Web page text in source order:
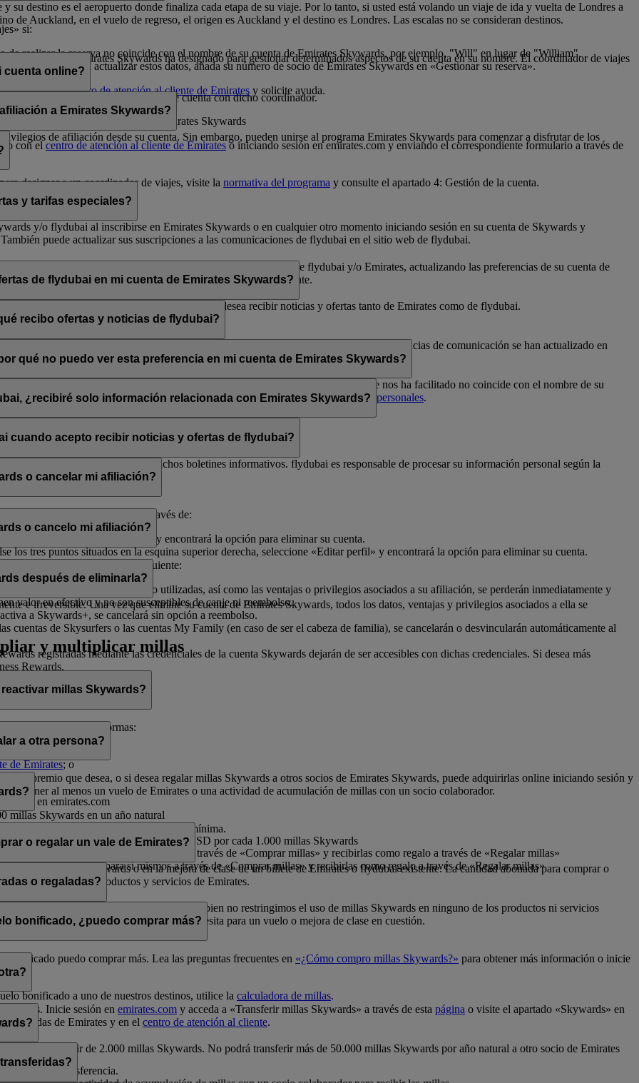
si:
de realizar la reserva no coincide con el nombre de su cuenta de Emirates Skywards, por ejemplo, "Will" en lugar de "William".
a la reserva. Para actualizar estos datos, añada su número de socio de Emirates Skywards en «Gestionar su reserva».
llame a uncentro de atención al cliente de Emirates y solicite ayuda.
y su destino es el aeropuerto donde finaliza cada etapa de su viaje. Por lo tanto, si usted está volando un viaje de ida y vuelta de Londres a
de Auckland, en el vuelo de regreso, el origen es Auckland y el destino es Londres. Las escalas no se consideran destinos.
un socio de Emirates Skywards ha designado para gestionar determinados aspectos de su cuenta en su nombre. El coordinador de viajes
con la afiliación del socio a Emirates Skywards
con el centro de atención al cliente de Emirateso iniciando sesión en emirates.com y enviando el correspondiente formulario a través de
designar a un coordinador de viajes, visite la normativa del programa y consulte el apartado 4: Gestión de la cuenta.
cuenta online?
que comparta sus credenciales de cuenta con dicho coordinador.
a Emirates Skywards?
de afiliación desde su cuenta. Sin embargo, pueden unirse al programa Emirates Skywards para comenzar a disfrutar de los
y tarifas especiales?
y/o flydubai al inscribirse en Emirates Skywards o en cualquier otro momento iniciando sesión en su cuenta de Skywards y
puede actualizar sus suscripciones a las comunicaciones de flydubai en el sitio web de flydubai.
de baja» que encontrará al final de los correos electrónicos de flydubai y/o Emirates, actualizando las preferencias de su cuenta de
a través de su chat en directo o su centro de atención al cliente.
de flydubai en mi cuenta de Emirates Skywards?
flydubai. Por tanto, tiene la opción de decidir si desea recibir noticias y ofertas tanto de Emirates como de flydubai.
recibo ofertas y noticias de flydubai?
a las noticias y ofertas de Emirates, Emirates Skywards o flydubai. Sus preferencias de comunicación se han actualizado en
qué no puedo ver esta preferencia en mi cuenta de Emirates Skywards?
está asociada con varios números de socio de Emirates Skywards o el nombre que nos ha facilitado no coincide con el nombre de su
Skywards y actualice sus suscripciones por correo electrónico enPreferencias personales.
¿recibiré solo información relacionada con Emirates Skywards?
cuando acepto recibir noticias y ofertas de flydubai?
con el fin de enviarle dichos boletines informativos. flydubai es responsable de procesar su información personal según la
o cancelar mi afiliación?
en cualquier momento a través de:
» y encontrará la opción para eliminar su cuenta.
los tres puntos situados en la esquina superior derecha, seleccione «Editar perfil» y encontrará la opción para eliminar su cuenta.
o cancelo mi afiliación?
afiliación, tenga en cuenta lo siguiente:
Skywards y recompensas no utilizadas, así como las ventajas o privilegios asociados a su afiliación, se perderán inmediatamente y
valor en efectivo y no son susceptibles de canje ni reembolso.
a Skywards+, se cancelará sin opción a reembolso.
cuentas de Skysurfers o las cuentas My Family (en caso de ser el cabeza de familia), se cancelarán o desvincularán automáticamente al
registradas mediante las credenciales de la cuenta Skywards dejarán de ser accesibles con dichas credenciales. Si desea más
Rewards.
después de eliminarla?
e irreversible. Una vez que elimine su cuenta de Emirates Skywards, todos los datos, ventajas y privilegios asociados a ella se
y multiplicar millas
millas Skywards?
de las siguientes formas:
de Emirates; o
sesión en emirates.com
a otra persona?
el premio que desea, o si desea regalar millas Skywards a otros socios de Emirates Skywards, puede adquirirlas online iniciando sesión y
tener al menos un vuelo de Emirates o una actividad de acumulación de millas con un socio colaborador.
millas Skywards en un año natural
por cada transacción, a un precio de 30 USD por cada 1.000 millas Skywards
de 1.000, siendo 2.000 la cantidad mínima.
millas en un año natural para sí mismos a través de «Comprar millas» y recibirlas como regalo a través de «Regalar millas»
en un año natural para sí mismos a través de «Comprar millas» y recibirlas como regalo a través de «Regalar millas»
o regalar un vale de Emirates?
en vuelos Classic Rewards o en la mejora de clase de un billete de Emirates o flydubai existente. La cantidad abonada para comprar o
para la compra de productos y servicios de Emirates.
o regaladas?
Classic Rewards y mejoras de clase. Si bien no restringimos el uso de millas Skywards en ninguno de los productos ni servicios
de millaspara comprobar cuántas millas necesita para un vuelo o mejora de clase en cuestión.
bonificado, ¿puedo comprar más?
puedo comprar más. Lea las preguntas frecuentes en «¿Cómo compro millas Skywards?» para obtener más información o inicie
bonificado a uno de nuestros destinos, utilice la calculadora de millas.
Inicie sesión en emirates.com y acceda a «Transferir millas Skywards» a través de esta página o visite el apartado «Skywards» en
tiendas de Emirates y en el centro de atención al cliente.
a realizar la transferencia.
siempre a partir de 2.000 millas Skywards. No podrá transferir más de 50.000 millas Skywards por año natural a otro socio de Emirates